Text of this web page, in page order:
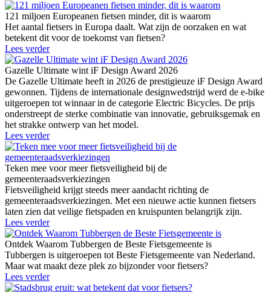
121 miljoen Europeanen fietsen minder, dit is waarom
Het aantal fietsers in Europa daalt. Wat zijn de oorzaken en wat
betekent dit voor de toekomst van fietsen?
Lees verder
Gazelle Ultimate wint iF Design Award 2026
De Gazelle Ultimate heeft in 2026 de prestigieuze iF Design Award
gewonnen. Tijdens de internationale designwedstrijd werd de e-bike
uitgeroepen tot winnaar in de categorie Electric Bicycles. De prijs
onderstreept de sterke combinatie van innovatie, gebruiksgemak en
het strakke ontwerp van het model.
Lees verder
Teken mee voor meer fietsveiligheid bij de
gemeenteraadsverkiezingen
Fietsveiligheid krijgt steeds meer aandacht richting de
gemeenteraadsverkiezingen. Met een nieuwe actie kunnen fietsers
laten zien dat veilige fietspaden en kruispunten belangrijk zijn.
Lees verder
Ontdek Waarom Tubbergen de Beste Fietsgemeente is
Tubbergen is uitgeroepen tot Beste Fietsgemeente van Nederland.
Maar wat maakt deze plek zo bijzonder voor fietsers?
Lees verder